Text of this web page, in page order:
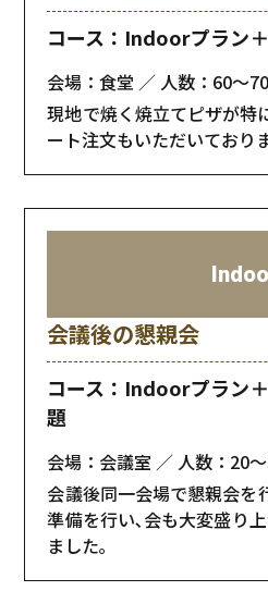
コース：Indoorプラン
会場：食堂
人数：60〜
現地で焼く焼立てピザが特
ート注文もいただいており
会議後の懇親会
コース：Indoorプラン
題
会場：会議室
人数：20
会議後同一会場で懇親会を
準備を行い､会も大変盛り
ました｡